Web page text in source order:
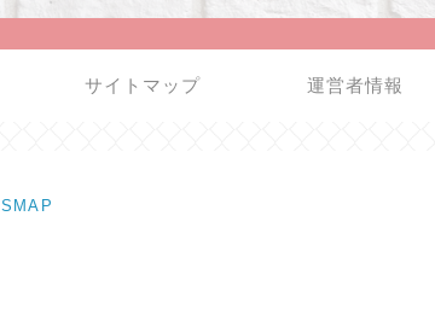
サイトマップ 運営者情報
SMAP